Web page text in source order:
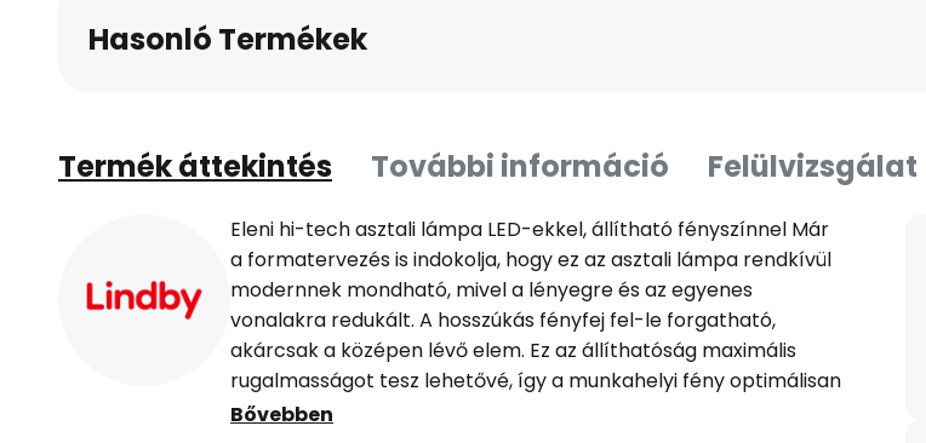
Hasonló Termékek
Termék áttekintés További információ Felülvizsgálat
Eleni hi-tech asztali lámpa LED-ekkel, állítható fényszínnel Már
a formatervezés is indokolja, hogy ez az asztali lámpa rendkívül
modernnek mondható, mivel a lényegre és az egyenes
vonalakra redukált. A hosszúkás fényfej fel-le forgatható,
akárcsak a középen lévő elem. Ez az állíthatóság maximális
rugalmasságot tesz lehetővé, így a munkahelyi fény optimálisan
igazítható a körülményekhez és a követelményekhez. Ezenkívül
Bővebben